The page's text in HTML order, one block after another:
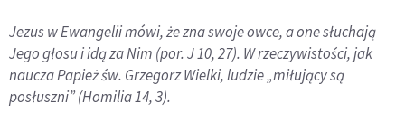
Jezus w Ewangelii mówi, że zna swoje owce, a one słuchają
Jego głosu i idą za Nim (por. J 10, 27). W rzeczywistości, jak
naucza Papież św. Grzegorz Wielki, ludzie „miłujący są
posłuszni” (Homilia 14, 3).